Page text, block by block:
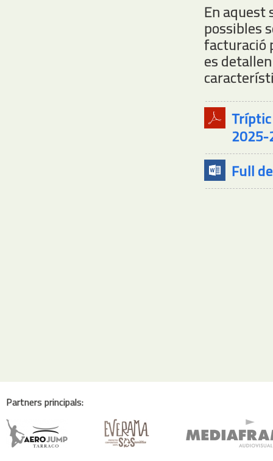
En aquest
possibles
facturació
es
2025-
Full
Partners principals: